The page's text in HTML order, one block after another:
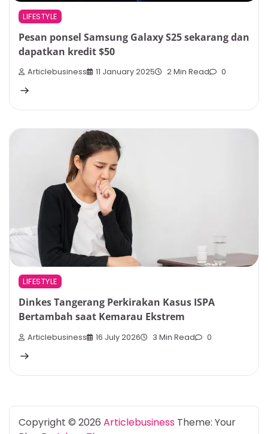
LIFESTYLE
Pesan ponsel Samsung Galaxy S25 sekarang dan
dapatkan kredit $50
Articlebusiness 11 January 2025 2 Min Read 0
LIFESTYLE
Dinkes Tangerang Perkirakan Kasus ISPA
Bertambah saat Kemarau Ekstrem
Articlebusiness 16 July 2026 3 Min Read 0
Copyright © 2026 Articlebusiness Theme: Your